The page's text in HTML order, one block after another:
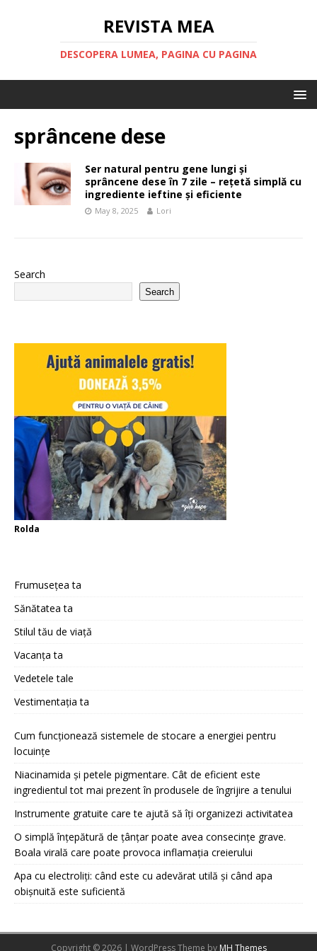
REVISTA MEA
DESCOPERA LUMEA, PAGINA CU PAGINA
sprâncene dese
Ser natural pentru gene lungi și
sprâncene dese în 7 zile – rețetă simplă cu
ingrediente ieftine și eficiente
May 8, 2025 Lori
Search
Search
Rolda
Frumusețea ta
Sănătatea ta
Stilul tău de viață
Vacanța ta
Vedetele tale
Vestimentația ta
Cum funcționează sistemele de stocare a energiei pentru
locuințe
Niacinamida și petele pigmentare. Cât de eficient este
ingredientul tot mai prezent în produsele de îngrijire a tenului
Instrumente gratuite care te ajută să îți organizezi activitatea
O simplă înțepătură de țânțar poate avea consecințe grave.
Boala virală care poate provoca inflamația creierului
Apa cu electroliți: când este cu adevărat utilă și când apa
obișnuită este suficientă
Copyright © 2026 | WordPress Theme by MH Themes